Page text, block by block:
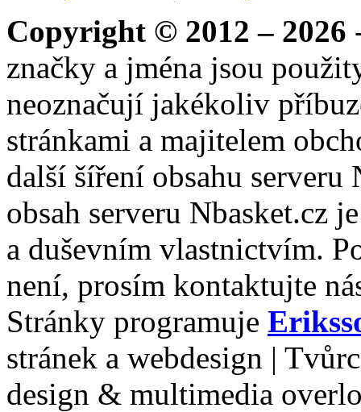
Copyright © 2012 – 2026
značky a jména jsou
neoznačují jakékoliv
stránkami a majitelem
další šíření obsahu serveru
obsah serveru Nbasket.cz
a duševním vlastnictvím.
není, prosím kontaktujte
Stránky programuje
stránek a webdesign |
design & multimedia